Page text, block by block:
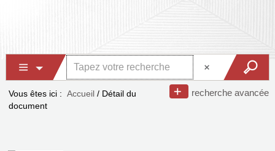
recherche avancée
Vous êtes ici : Accueil / Détail du
document